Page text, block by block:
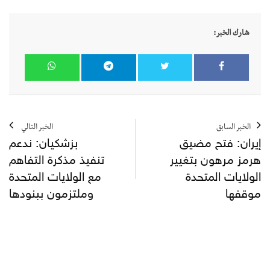
شارك الخبر:
الخبر السابق
إيران: فتح مضيق
هرمز مرهون بتغيير
الولايات المتحدة
موقفها
الخبر التالي
بزشكيان: ندعم
تنفيذ مذكرة التفاهم
مع الولايات المتحدة
وملتزمون ببنودها